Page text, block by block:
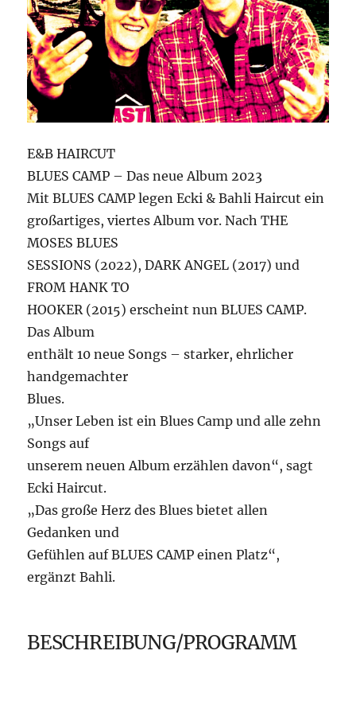
E&B HAIRCUT
BLUES CAMP – Das neue Album 2023
Mit BLUES CAMP legen Ecki & Bahli Haircut ein
großartiges, viertes Album vor. Nach THE
MOSES BLUES
SESSIONS (2022), DARK ANGEL (2017) und
FROM HANK TO
HOOKER (2015) erscheint nun BLUES CAMP.
Das Album
enthält 10 neue Songs – starker, ehrlicher
handgemachter
Blues.
„Unser Leben ist ein Blues Camp und alle zehn
Songs auf
unserem neuen Album erzählen davon“, sagt
Ecki Haircut.
„Das große Herz des Blues bietet allen
Gedanken und
Gefühlen auf BLUES CAMP einen Platz“,
ergänzt Bahli.
BESCHREIBUNG/PROGRAMM